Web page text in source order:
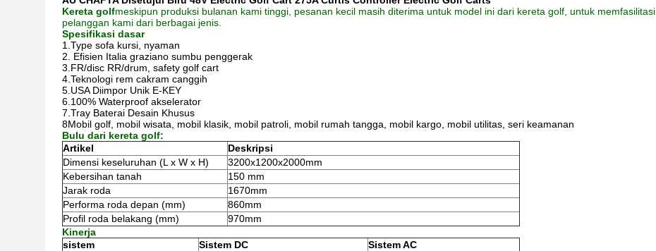
Kereta golfmeskipun produksi bulanan kami tinggi, pesanan kecil masih diterima untuk model ini dari kereta golf, untuk memfasilitasi
pelanggan kami dari berbagai jenis.
Spesifikasi dasar
1.Type sofa kursi, nyaman
2. Efisien Italia graziano sumbu penggerak
3.FR/disc RR/drum, safety golf cart
4.Teknologi rem cakram canggih
5.USA Diimpor Unik E-KEY
6.100% Waterproof akselerator
7.Tray Baterai Desain Khusus
8Mobil golf, mobil wisata, mobil klasik, mobil patroli, mobil rumah tangga, mobil kargo, mobil utilitas, seri keamanan
Bulu dari kereta golf:
Artikel
Deskripsi
Dimensi keseluruhan (L x W x H)
3200x1200x2000mm
Kebersihan tanah
150 mm
Jarak roda
1670mm
Performa roda depan (mm)
860mm
Profil roda belakang (mm)
970mm
Kinerja
sistem
Sistem DC
Sistem AC